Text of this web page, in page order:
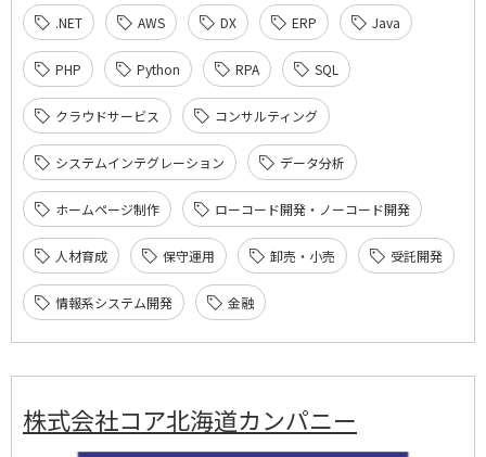
.NET AWS DX ERP Java
PHP Python RPA SQL
クラウドサービス コンサルティング
システムインテグレーション データ分析
ホームページ制作 ローコード開発・ノーコード開発
人材育成 保守運用 卸売・小売 受託開発
情報系システム開発 金融
株式会社コア北海道カンパニー